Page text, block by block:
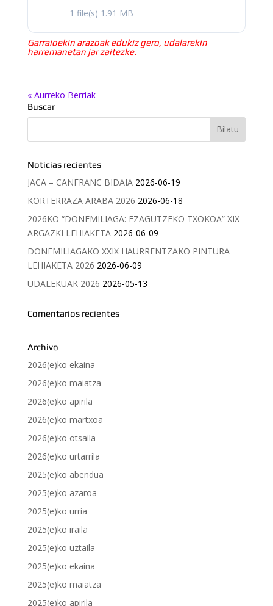
1 file(s) 1.91 MB
Garraioekin arazoak edukiz gero, udalarekin
harremanetan jar zaitezke.
« Aurreko Berriak
Buscar
Noticias recientes
JACA – CANFRANC BIDAIA 2026-06-19
KORTERRAZA ARABA 2026 2026-06-18
2026KO “DONEMILIAGA: EZAGUTZEKO TXOKOA” XIX
ARGAZKI LEHIAKETA 2026-06-09
DONEMILIAGAKO XXIX HAURRENTZAKO PINTURA
LEHIAKETA 2026 2026-06-09
UDALEKUAK 2026 2026-05-13
Comentarios recientes
Archivo
2026(e)ko ekaina
2026(e)ko maiatza
2026(e)ko apirila
2026(e)ko martxoa
2026(e)ko otsaila
2026(e)ko urtarrila
2025(e)ko abendua
2025(e)ko azaroa
2025(e)ko urria
2025(e)ko iraila
2025(e)ko uztaila
2025(e)ko ekaina
2025(e)ko maiatza
2025(e)ko apirila